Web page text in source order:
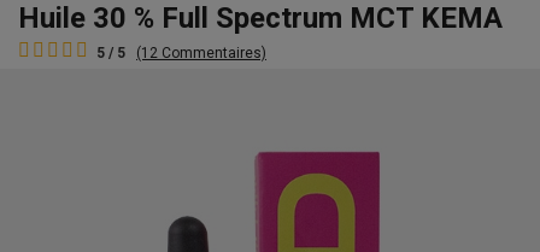
Huile 30 % Full Spectrum MCT KEMA
5 / 5 (12 Commentaires)